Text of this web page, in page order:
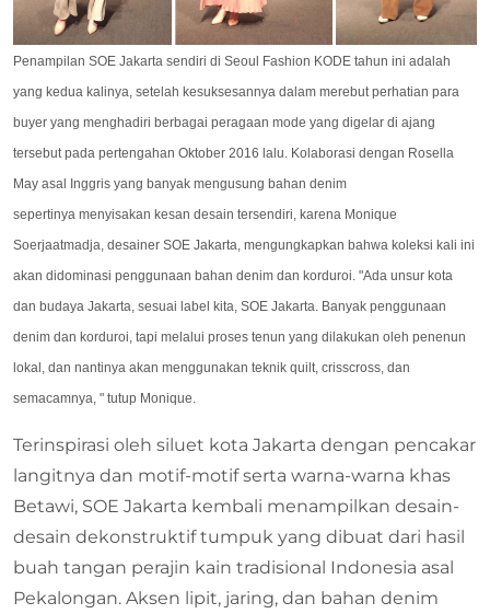
Penampilan SOE Jakarta sendiri di Seoul Fashion KODE tahun ini adalah
yang kedua kalinya, setelah kesuksesannya dalam merebut perhatian para
buyer yang menghadiri berbagai peragaan mode yang digelar di ajang
tersebut pada pertengahan Oktober 2016 lalu. Kolaborasi dengan Rosella
May asal Inggris yang banyak mengusung bahan denim
sepertinya menyisakan kesan desain tersendiri, karena Monique
Soerjaatmadja, desainer SOE Jakarta, mengungkapkan bahwa koleksi kali ini
akan didominasi penggunaan bahan denim dan korduroi. "Ada unsur kota
dan budaya Jakarta, sesuai label kita, SOE Jakarta. Banyak penggunaan
denim dan korduroi, tapi melalui proses tenun yang dilakukan oleh penenun
lokal, dan nantinya akan menggunakan teknik quilt, crisscross, dan
semacamnya, " tutup Monique.
Terinspirasi oleh siluet kota Jakarta dengan pencakar
langitnya dan motif-motif serta warna-warna khas
Betawi, SOE Jakarta kembali menampilkan desain-
desain dekonstruktif tumpuk yang dibuat dari hasil
buah tangan perajin kain tradisional Indonesia asal
Pekalongan. Aksen lipit, jaring, dan bahan denim